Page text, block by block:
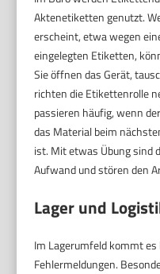
Aktenetiketten genutzt.
erscheint, etwa wegen
eingelegten Etiketten,
Sie öffnen das Gerät,
richten die Etikettenrolle
passieren häufig, wenn
das Material beim
ist. Mit etwas Übung sind
Aufwand und stören den
Lager und
Im Lagerumfeld kommt
Fehlermeldungen.